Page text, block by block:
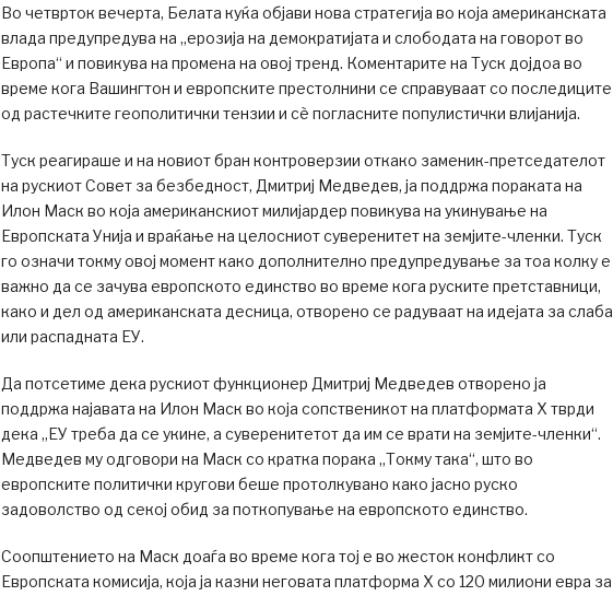
Во четврток вечерта, Белата куќа објави нова стратегија во која американската
влада предупредува на „ерозија на демократијата и слободата на говорот во
Европа“ и повикува на промена на овој тренд. Коментарите на Туск дојдоа во
време кога Вашингтон и европските престолнини се справуваат со последиците
од растечките геополитички тензии и сè погласните популистички влијанија.
Туск реагираше и на новиот бран контроверзии откако заменик-претседателот
на рускиот Совет за безбедност, Дмитриј Медведев, ја поддржа пораката на
Илон Маск во која американскиот милијардер повикува на укинување на
Европската Унија и враќање на целосниот суверенитет на земјите-членки. Туск
го означи токму овој момент како дополнително предупредување за тоа колку е
важно да се зачува европското единство во време кога руските претставници,
како и дел од американската десница, отворено се радуваат на идејата за слаба
или распадната ЕУ.
Да потсетиме дека рускиот функционер Дмитриј Медведев отворено ја
поддржа најавата на Илон Маск во која сопственикот на платформата X тврди
дека „ЕУ треба да се укине, а суверенитетот да им се врати на земјите-членки“.
Медведев му одговори на Маск со кратка порака „Токму така“, што во
европските политички кругови беше протолкувано како јасно руско
задоволство од секој обид за поткопување на европското единство.
Соопштението на Маск доаѓа во време кога тој е во жесток конфликт со
Европската комисија, која ја казни неговата платформа X со 120 милиони евра за